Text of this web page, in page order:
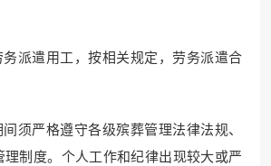
派遣用工，按相关规定，劳务派遣合
须严格遵守各级殡葬管理法律法规、
制度。个人工作和纪律出现较大或严